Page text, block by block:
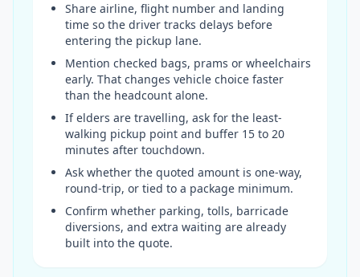
Share airline, flight number and landing
time so the driver tracks delays before
entering the pickup lane.
Mention checked bags, prams or wheelchairs
early. That changes vehicle choice faster
than the headcount alone.
If elders are travelling, ask for the least-
walking pickup point and buffer 15 to 20
minutes after touchdown.
Ask whether the quoted amount is one-way,
round-trip, or tied to a package minimum.
Confirm whether parking, tolls, barricade
diversions, and extra waiting are already
built into the quote.